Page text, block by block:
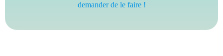
demander de le faire !